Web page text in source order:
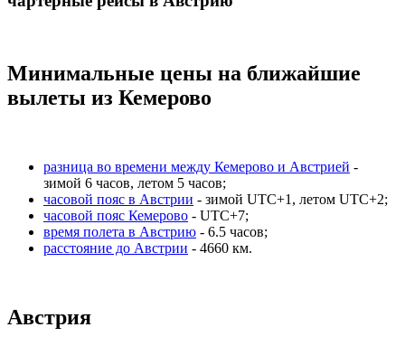
Минимальные цены на ближайшие
вылеты из Кемерово
разница во времени между Кемерово и Австрией -
зимой 6 часов, летом 5 часов;
часовой пояс в Австрии - зимой UTC+1, летом UTC+2;
часовой пояс Кемерово - UTC+7;
время полета в Австрию - 6.5 часов;
расстояние до Австрии - 4660 км.
Австрия